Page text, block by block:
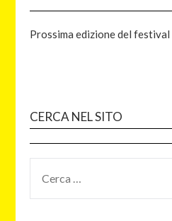
Prossima edizione del festival
CERCA NEL SITO